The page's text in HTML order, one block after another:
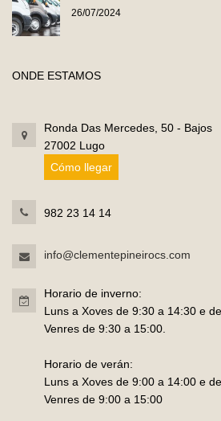
26/07/2024
ONDE ESTAMOS
Ronda Das Mercedes, 50 - Bajos
27002 Lugo
Cómo llegar
982 23 14 14
info@clementepineirocs.com
Horario de inverno:
Luns a Xoves de 9:30 a 14:30 e
Venres de 9:30 a 15:00.
Horario de verán:
Luns a Xoves de 9:00 a 14:00 e
Venres de 9:00 a 15:00